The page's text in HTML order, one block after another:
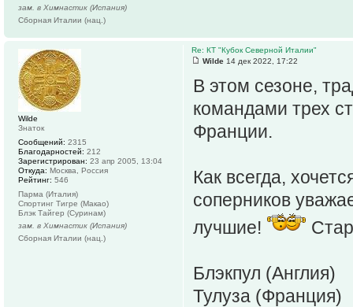
зам. в Химнастик (Испания)
Сборная Италии (нац.)
Re: КТ "Кубок Северной Италии"
Wilde 14 дек 2022, 17:22
В этом сезоне,
командами трех
Франции.
Как всегда,
соперников
лучшие!
Блэкпул (Англия)
Тулуза (Франция)
Wilde
Знаток
Сообщений: 2315
Благодарностей: 212
Зарегистрирован: 23 апр 2005, 13:04
Откуда: Москва, Россия
Рейтинг: 546
Парма (Италия)
Спортинг Тигре (Макао)
Блэк Тайгер (Суринам)
зам. в Химнастик (Испания)
Сборная Италии (нац.)